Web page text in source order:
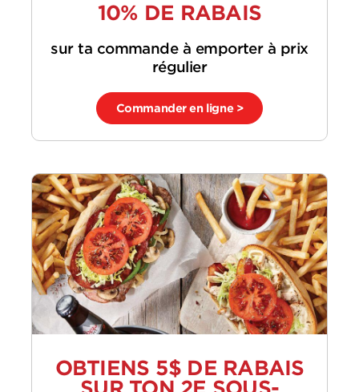
10% DE RABAIS
sur ta commande à emporter à prix
régulier
Commander en ligne >
OBTIENS 5$ DE RABAIS